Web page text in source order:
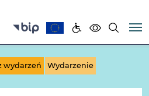
wydarzeń Wydarzenie